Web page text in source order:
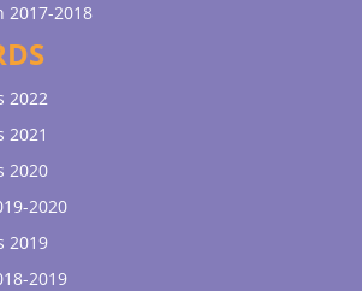
2017-2018
2022
2021
2020
2020
2019
2019